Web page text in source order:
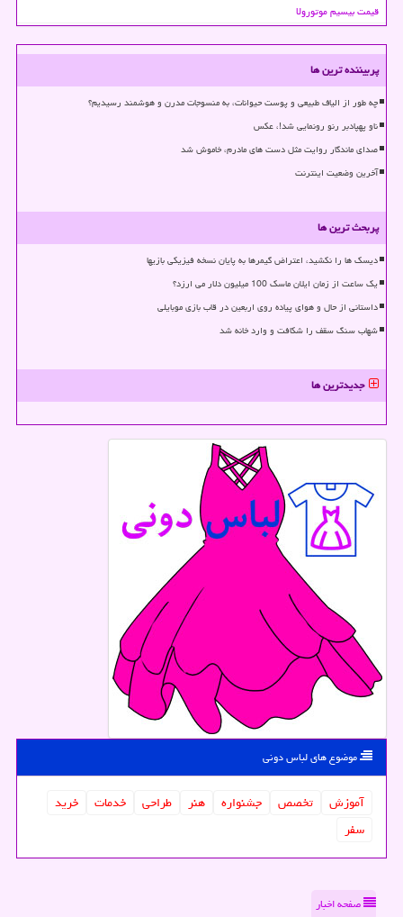
قیمت بیسیم موتورولا
پربیننده ترین ها
چه طور از الیاف طبیعی و پوست حیوانات، به منسوجات مدرن و هوشمند رسیدیم؟
ناو پهپادبر رنو رونمایی شد!، عکس
صدای ماندگار روایت مثل دست های مادرم، خاموش شد
آخرین وضعیت اینترنت
پربحث ترین ها
دیسک ها را نکشید، اعتراض گیمرها به پایان نسخه فیزیکی بازیها
یک ساعت از زمان ایلان ماسک 100 میلیون دلار می ارزد؟
داستانی از حال و هوای پیاده روی اربعین در قاب بازی موبایلی
شهاب سنگ سقف را شکافت و وارد خانه شد
جدیدترین ها
موضوع های لباس دونی
آموزش تخصص جشنواره هنر طراحی خدمات
خرید
سفر
صفحه اخبار